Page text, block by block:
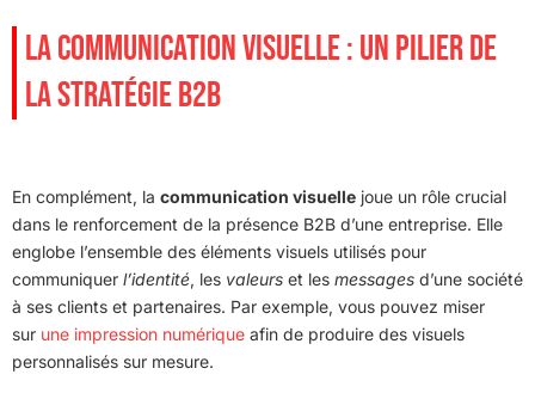
LA COMMUNICATION VISUELLE : UN PILIER DE
LA STRATÉGIE B2B
En complément, la communication visuelle joue un rôle crucial
dans le renforcement de la présence B2B d’une entreprise. Elle
englobe l’ensemble des éléments visuels utilisés pour
communiquer l’identité, les valeurs et les messages d’une société
à ses clients et partenaires. Par exemple, vous pouvez miser
sur une impression numérique afin de produire des visuels
personnalisés sur mesure.